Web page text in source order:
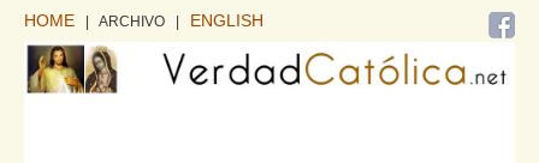
HOME | ARCHIVO ENGLISH